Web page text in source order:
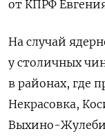
от КПРФ
На случай
у столичных
в районах, где
Некрасовка,
Выхино-